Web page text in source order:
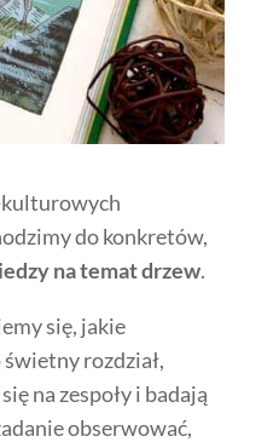
do konkretów,
na temat drzew.
się, jakie
świetny rozdział,
na zespoły i badają
obserwować,